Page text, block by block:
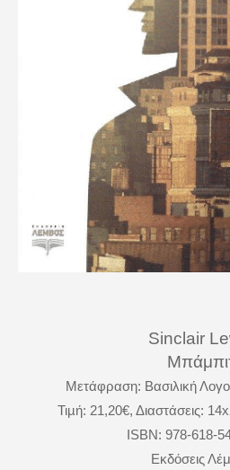
Sinclair
Μετάφραση: Βασιλική
Τιµή: 21,20€, Διαστάσεις: 14x
ISBN: 978-618-
Εκδόσεις